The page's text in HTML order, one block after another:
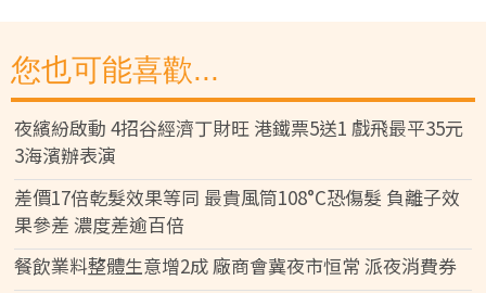
您也可能喜歡...
夜繽紛啟動 4招谷經濟丁財旺 港鐵票5送1 戲飛最平35元
3海濱辦表演
差價17倍乾髮效果等同 最貴風筒108°C恐傷髮 負離子效
果參差 濃度差逾百倍
餐飲業料整體生意增2成 廠商會冀夜市恒常 派夜消費券